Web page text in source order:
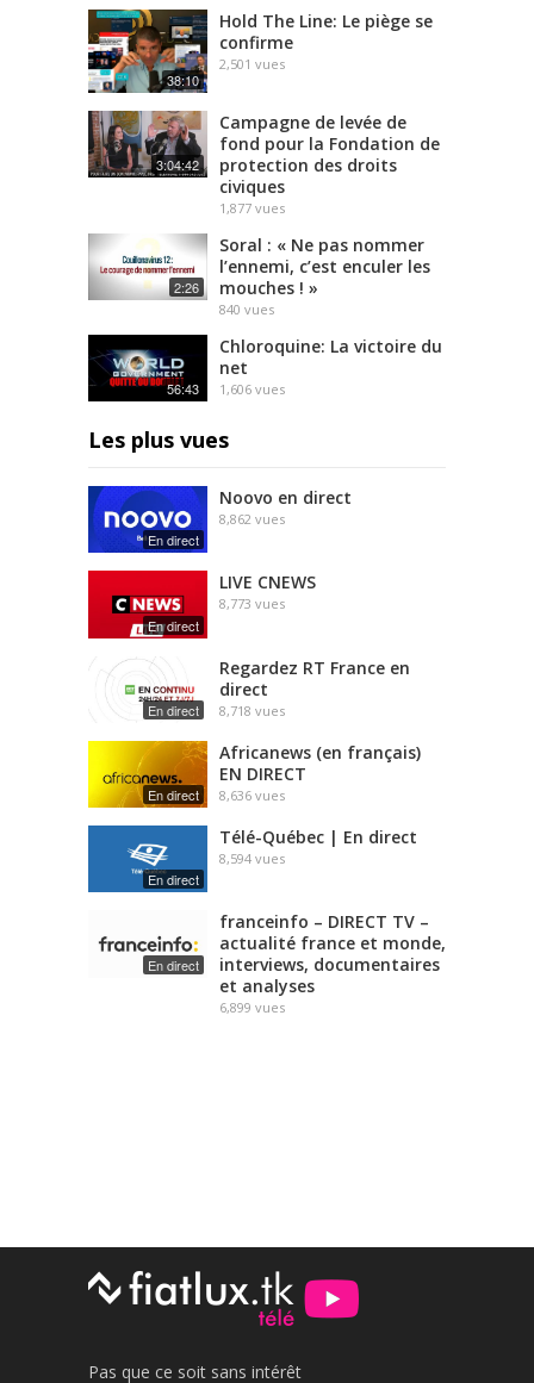
38:10
Hold The Line: Le piège se
confirme
2,501 vues
3:04:42
Campagne de levée de
fond pour la Fondation de
protection des droits
civiques
1,877 vues
2:26
Soral : « Ne pas nommer
l’ennemi, c’est enculer les
mouches ! »
840 vues
56:43
Chloroquine: La victoire du
net
1,606 vues
Les plus vues
En direct
Noovo en direct
8,862 vues
En direct
LIVE CNEWS
8,773 vues
En direct
Regardez RT France en
direct
8,718 vues
En direct
Africanews (en français)
EN DIRECT
8,636 vues
En direct
Télé-Québec | En direct
8,594 vues
En direct
franceinfo – DIRECT TV –
actualité france et monde,
interviews, documentaires
et analyses
6,899 vues
Pas que ce soit sans intérêt